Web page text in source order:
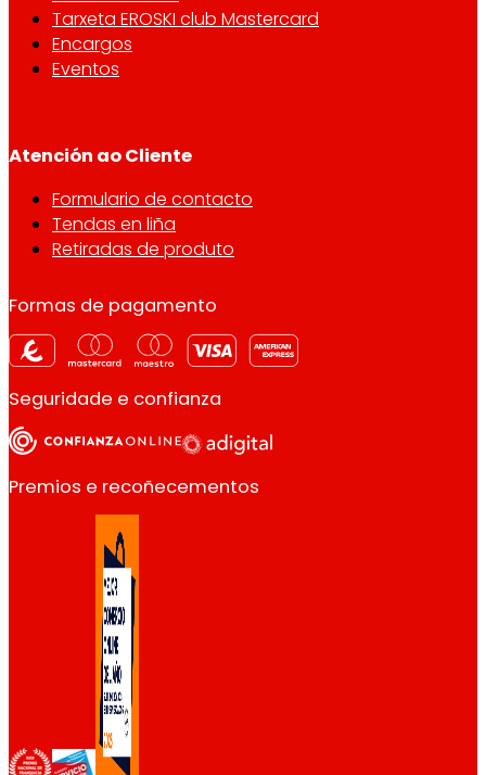
Tarxeta EROSKI club Mastercard
Encargos
Eventos
Atención ao Cliente
Formulario de contacto
Tendas en liña
Retiradas de produto
Formas de pagamento
Seguridade e confianza
Premios e recoñecementos